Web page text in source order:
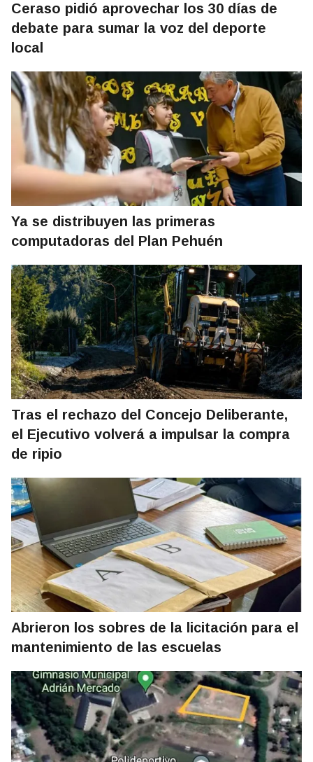
Ceraso pidió aprovechar los 30 días de
debate para sumar la voz del deporte
local
Ya se distribuyen las primeras
computadoras del Plan Pehuén
Tras el rechazo del Concejo Deliberante,
el Ejecutivo volverá a impulsar la compra
de ripio
Abrieron los sobres de la licitación para el
mantenimiento de las escuelas